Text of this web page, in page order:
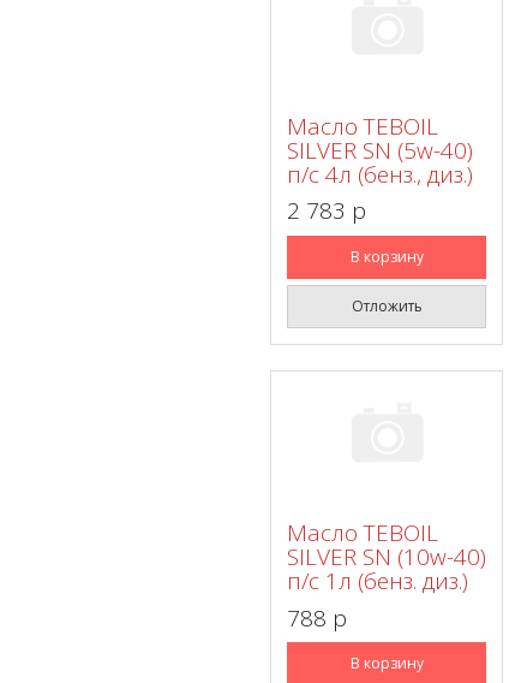
Масло TEBOIL
SILVER SN (5w-40)
п/с 4л (бенз., диз.)
2 783 p
В корзину
Отложить
Масло TEBOIL
SILVER SN (10w-40)
п/с 1л (бенз. диз.)
788 p
В корзину